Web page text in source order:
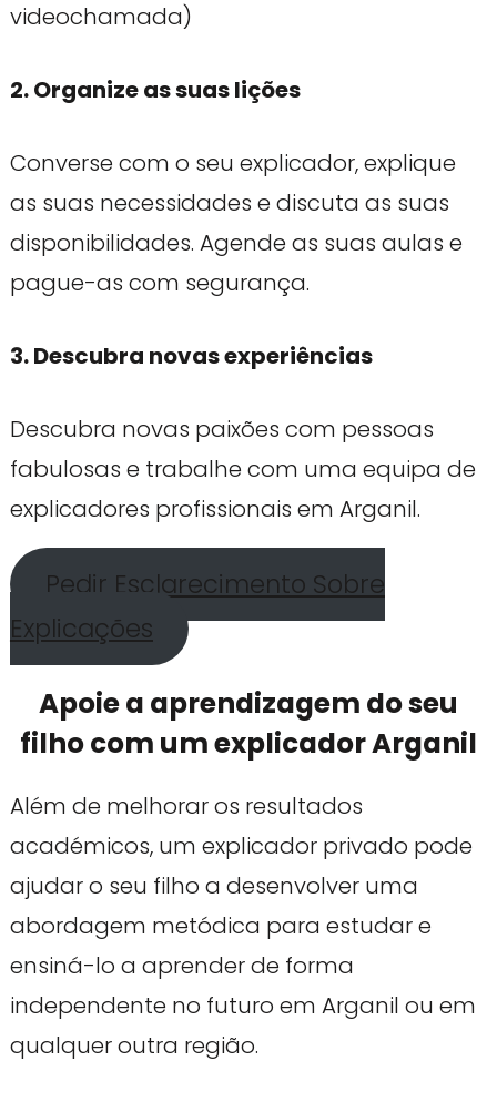
videochamada)
2. Organize as suas lições
Converse com o seu explicador, explique
as suas necessidades e discuta as suas
disponibilidades. Agende as suas aulas e
pague-as com segurança.
3. Descubra novas experiências
Descubra novas paixões com pessoas
fabulosas e trabalhe com uma equipa de
explicadores profissionais em Arganil.
Pedir Esclarecimento Sobre
Explicações
Apoie a aprendizagem do seu
filho com um explicador Arganil
Além de melhorar os resultados
académicos, um explicador privado pode
ajudar o seu filho a desenvolver uma
abordagem metódica para estudar e
ensiná-lo a aprender de forma
independente no futuro em Arganil ou em
qualquer outra região.